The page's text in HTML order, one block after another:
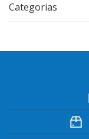
Categorias